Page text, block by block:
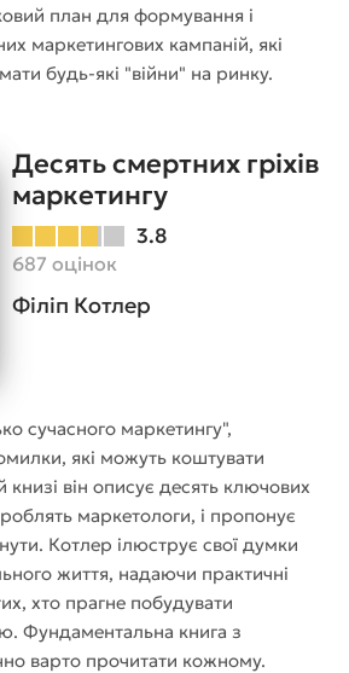
план для формування і
маркетингових кампаній, які
будь-які "війни" на ринку.
Десять смертних гріхів
маркетингу
3.8
687 оцінок
Філіп Котлер
сучасного маркетингу",
які можуть коштувати
книзі він описує десять ключових
маркетологи, і пропонує
Котлер ілюструє свої думки
життя, надаючи практичні
хто прагне побудувати
Фундаментальна книга з
варто прочитати кожному.